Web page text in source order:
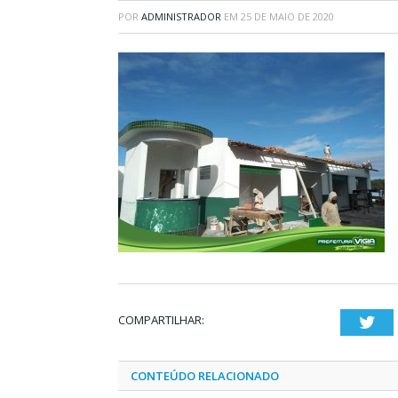
POR ADMINISTRADOR EM 25 DE MAIO DE 2020
COMPARTILHAR:
CONTEÚDO RELACIONADO